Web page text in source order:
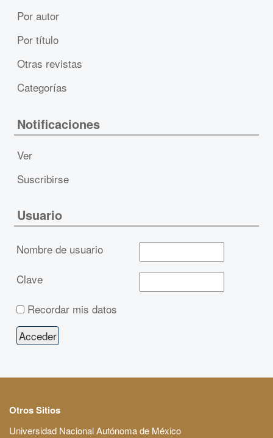
Por autor
Por título
Otras revistas
Categorías
Notificaciones
Ver
Suscribirse
Usuario
Nombre de usuario
Clave
Recordar mis datos
Otros Sitios
Universidad Nacional Autónoma de México